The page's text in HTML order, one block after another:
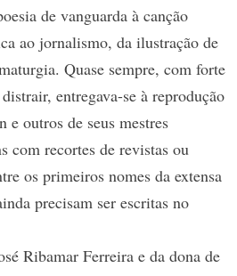
de vanguarda à canção
ao jornalismo, da ilustração de
Quase sempre, com forte
entregava-se à reprodução
e outros de seus mestres
com recortes de revistas ou
os primeiros nomes da extensa
precisam ser escritas no
Ribamar Ferreira e da dona de